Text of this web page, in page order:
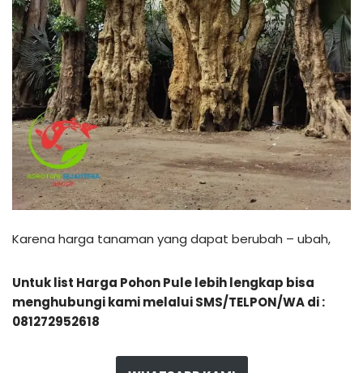
Karena harga tanaman yang dapat berubah – ubah,
Untuk list Harga Pohon Pule lebih lengkap bisa
menghubungi kami melalui SMS/TELPON/WA di :
081272952618